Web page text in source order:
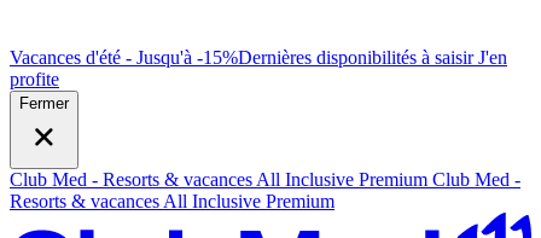
Vacances d'été - Jusqu'à -15%Dernières disponibilités à saisirJ'en
profite
Fermer
Club Med - Resorts & vacances All Inclusive Premium Club Med -
Resorts & vacances All Inclusive Premium